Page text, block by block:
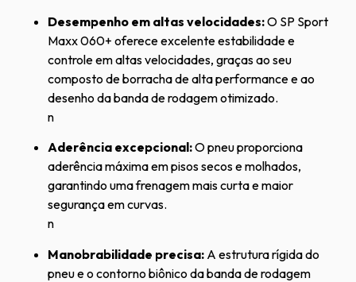
Desempenho em altas velocidades:O SP Sport
Maxx 060+ oferece excelente estabilidade e
controle em altas velocidades, graças ao seu
composto de borracha de alta performance e ao
desenho da banda de rodagem otimizado.
n
Aderência excepcional:O pneu proporciona
aderência máxima em pisos secos e molhados,
garantindo uma frenagem mais curta e maior
segurança em curvas.
n
Manobrabilidade precisa: A estrutura rígida do
pneu e o contorno biônico da banda de rodagem